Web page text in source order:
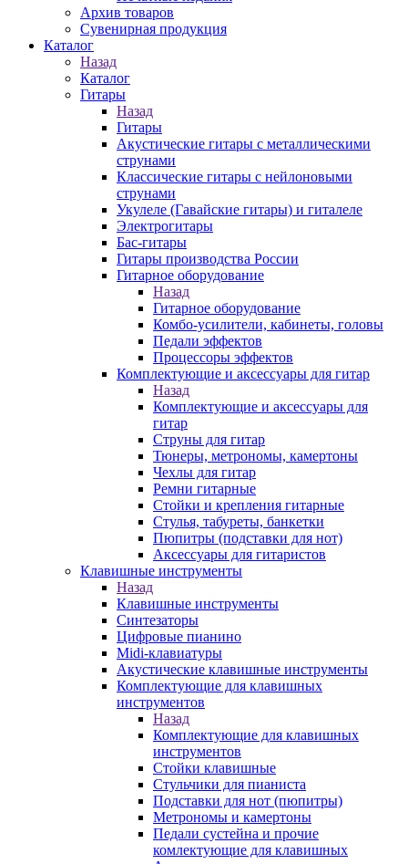
Архив товаров
Сувенирная продукция
Каталог
Назад
Каталог
Гитары
Назад
Гитары
Акустические гитары с металлическими
струнами
Классические гитары с нейлоновыми
струнами
Укулеле (Гавайские гитары) и гиталеле
Электрогитары
Бас-гитары
Гитары производства России
Гитарное оборудование
Назад
Гитарное оборудование
Комбо-усилители, кабинеты, головы
Педали эффектов
Процессоры эффектов
Комплектующие и аксессуары для гитар
Назад
Комплектующие и аксессуары для
гитар
Струны для гитар
Тюнеры, метрономы, камертоны
Чехлы для гитар
Ремни гитарные
Стойки и крепления гитарные
Стулья, табуреты, банкетки
Пюпитры (подставки для нот)
Аксессуары для гитаристов
Клавишные инструменты
Назад
Клавишные инструменты
Синтезаторы
Цифровые пианино
Midi-клавиатуры
Акустические клавишные инструменты
Комплектующие для клавишных
инструментов
Назад
Комплектующие для клавишных
инструментов
Стойки клавишные
Стульчики для пианиста
Подставки для нот (пюпитры)
Метрономы и камертоны
Педали сустейна и прочие
комлектующие для клавишных